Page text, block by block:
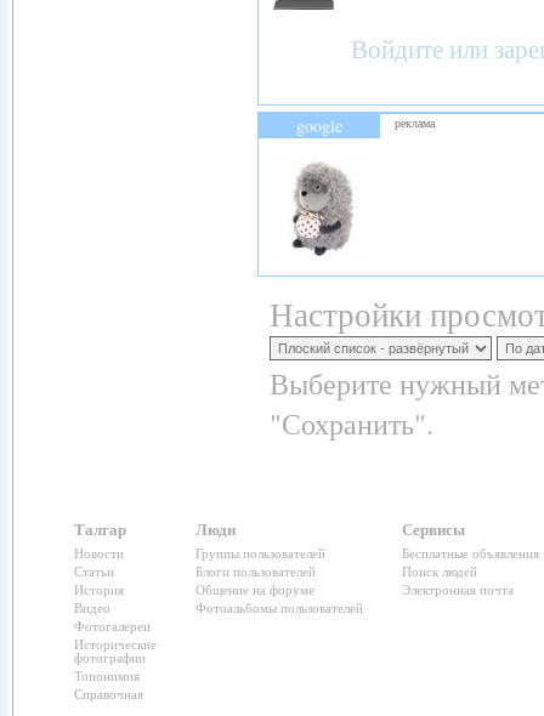
Войдите или
google реклама
Настройки
Выберите нужный
"Сохранить".
Талгар
Новости
Статьи
История
Видео
Фотогалереи
Исторические
фотографии
Топонимия
Справочная
Люди
Группы пользователей
Блоги пользователей
Общение на форуме
Фотоальбомы пользователей
Сервисы
Бесплатные объявления
Поиск людей
Электронная почта